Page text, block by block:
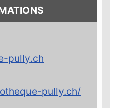
pully.ch
pully.ch/